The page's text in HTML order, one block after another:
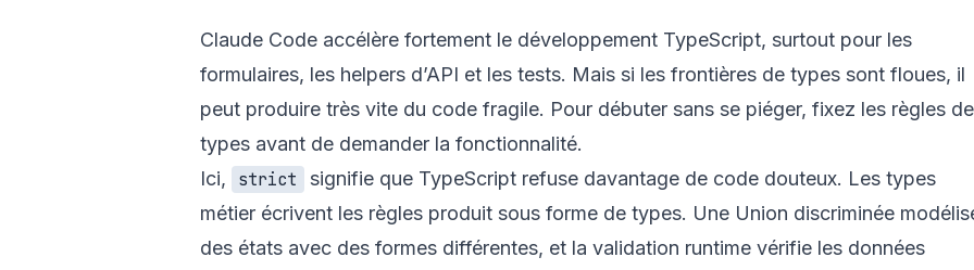
Claude Code accélère fortement le développement TypeScript, surtout pour les
formulaires, les helpers d’API et les tests. Mais si les frontières de types sont floues, il
peut produire très vite du code fragile. Pour débuter sans se piéger, fixez les règles de
types avant de demander la fonctionnalité.
Ici,
strict
signifie que TypeScript refuse davantage de code douteux. Les types
métier écrivent les règles produit sous forme de types. Une Union discriminée
des états avec des formes différentes, et la validation runtime vérifie les données